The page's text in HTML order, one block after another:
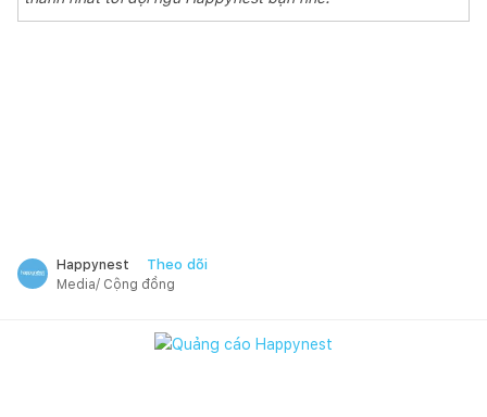
Happynest Theo dõi
Media/ Cộng đồng